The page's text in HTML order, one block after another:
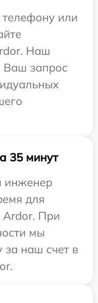
или
Наш
Ваш запрос
35 минут
инженер
для
Ardor. При
мы
за наш счет в